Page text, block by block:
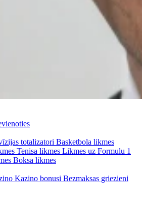
totalizatori Basketbola likmes
Tenisa likmes Likmes uz Formulu 1
Boksa likmes
Kazino bonusi Bezmaksas griezieni